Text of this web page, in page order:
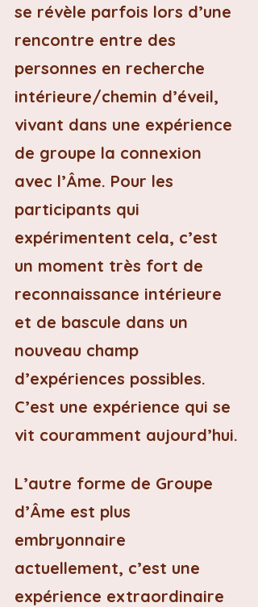
se révèle parfois lors d’une
rencontre entre des
personnes en recherche
intérieure/chemin d’éveil,
vivant dans une expérience
de groupe la connexion
avec l’Âme. Pour les
participants qui
expérimentent cela, c’est
un moment très fort de
reconnaissance intérieure
et de bascule dans un
nouveau champ
d’expériences possibles.
C’est une expérience qui se
vit couramment aujourd’hui.
L’autre forme de Groupe
d’Âme est plus
embryonnaire
actuellement, c’est une
expérience extraordinaire